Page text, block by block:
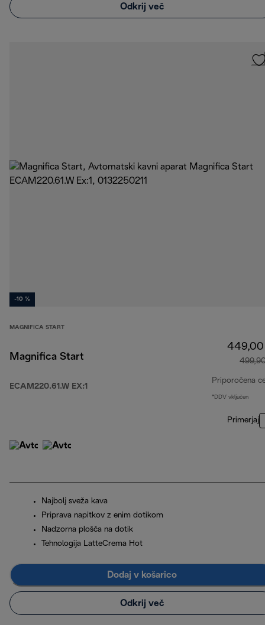
Odkrij več
-10 %
MAGNIFICA START
Magnifica Start
ECAM220.61.W EX:1
Priporočena
*DDV vključen
Primerjaj
Najbolj sveža kava
Priprava napitkov z enim dotikom
Nadzorna plošča na dotik
Tehnologija LatteCrema Hot
Dodaj v košarico
Odkrij več